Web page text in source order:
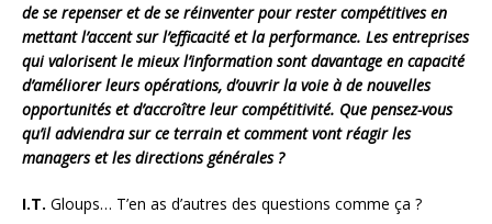
de se repenser et de se réinventer pour rester compétitives en
mettant l’accent sur l’efficacité et la performance. Les entreprises
qui valorisent le mieux l’information sont davantage en capacité
d’améliorer leurs opérations, d’ouvrir la voie à de nouvelles
opportunités et d’accroître leur compétitivité. Que pensez-vous
qu’il adviendra sur ce terrain et comment vont réagir les
managers et les directions générales ?
I.T. Gloups… T’en as d’autres des questions comme ça ?